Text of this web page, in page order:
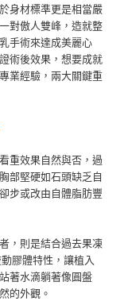
身材標準更是相當嚴
對傲人雙峰，造就整
手術來達成美麗心
術後效果，想要成就
業經驗，兩大關鍵重
重效果自然與否，過
部堅硬如石頭缺乏自
步或改由自體脂肪豐
，則是結合過去果凍
膠體特性，讓植入
著水滴躺著像圓盤
的外觀。